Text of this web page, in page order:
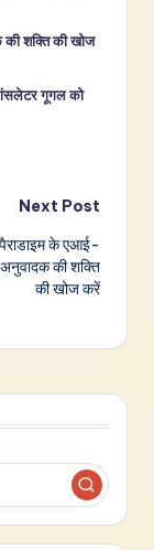
शक्ति की खोज
गूगल को
Next Post
के एआई-
की शक्ति
की खोज करें